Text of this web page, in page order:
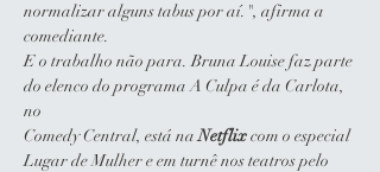
normalizar alguns tabus por aí.", afirma a
comediante.
E o trabalho não para. Bruna Louise faz parte
do elenco do programa A Culpa é da Carlota,
no
Comedy Central, está na Netflix com o especial
Lugar de Mulher e em turnê nos teatros pelo